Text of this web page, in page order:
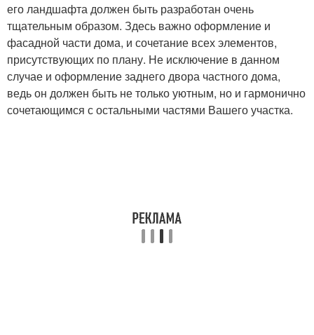
его ландшафта должен быть разработан очень
тщательным образом. Здесь важно оформление и
фасадной части дома, и сочетание всех элементов,
присутствующих по плану. Не исключение в данном
случае и оформление заднего двора частного дома,
ведь он должен быть не только уютным, но и гармонично
сочетающимся с остальными частями Вашего участка.